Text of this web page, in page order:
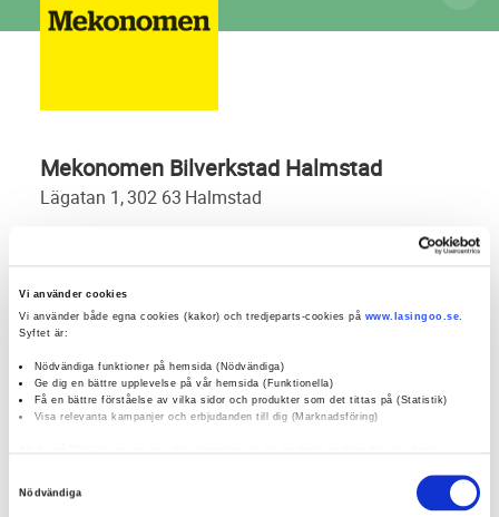
Vi använder cookies
Vi använder både egna cookies (kakor) och tredjeparts-cookies på www.lasingoo.se.
Syftet är:
Nödvändiga funktioner på hemsida (Nödvändiga)
Ge dig en bättre upplevelse på vår hemsida (Funktionella)
Få en bättre förståelse av vilka sidor och produkter som det tittas på (Statistik)
Visa relevanta kampanjer och erbjudanden till dig (Marknadsföring)
Nödvändiga
Mekonomen Bilverkstad Halmstad
lägatan 1, 302 63 halmstad
(0)
0 / 5
öppettider: